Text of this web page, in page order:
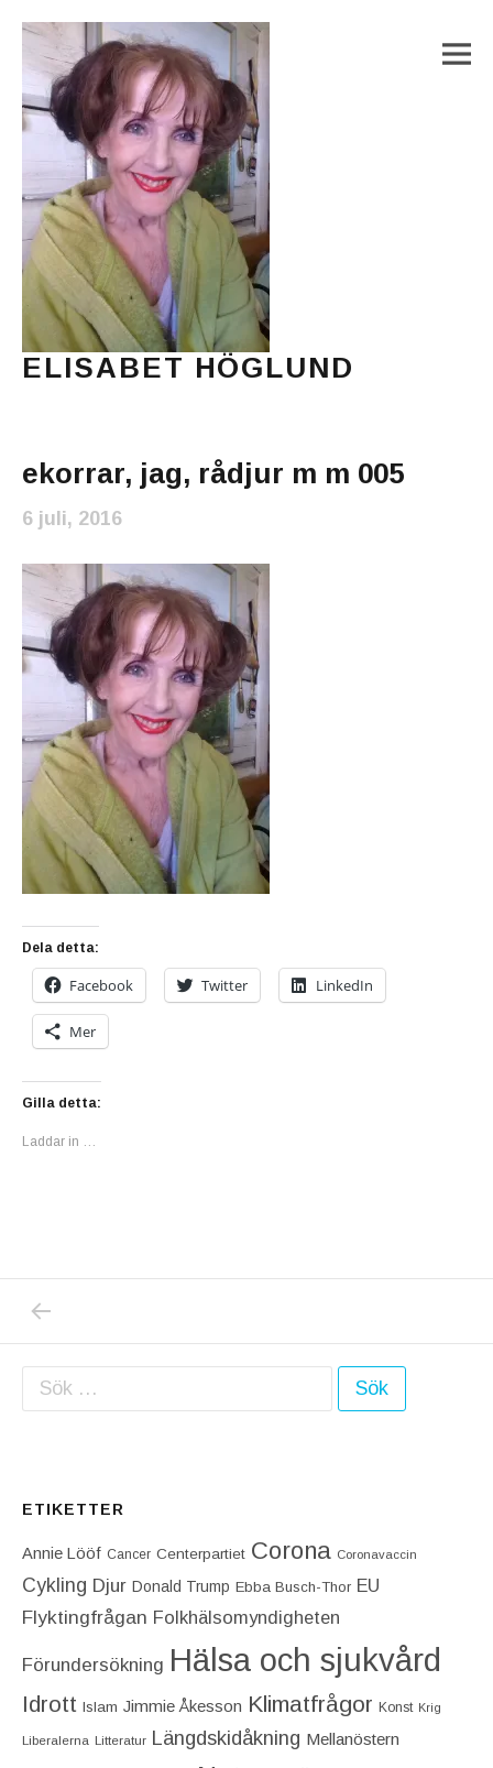
ELISABET HÖGLUND
ekorrar, jag, rådjur m m 005
6 juli, 2016
Dela detta:
Facebook Twitter LinkedIn
Mer
Gilla detta:
Laddar in …
Inläggsnavigering
Sök efter:
ETIKETTER
Annie Lööf Cancer Centerpartiet‎ Corona Coronavaccin
Cykling Djur Donald Trump Ebba Busch-Thor EU
Flyktingfrågan Folkhälsomyndigheten
Förundersökning Hälsa och sjukvård
Idrott Islam Jimmie Åkesson Klimatfrågor Konst Krig
Liberalerna Litteratur Längdskidåkning Mellanöstern